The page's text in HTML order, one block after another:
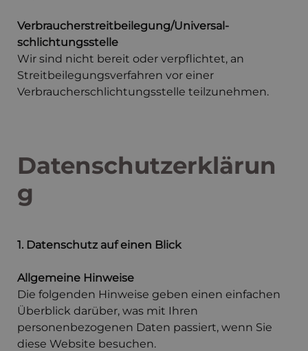
Verbraucher­streit­beilegung/Universal­
schlichtungs­stelle
Wir sind nicht bereit oder verpflichtet, an
Streitbeilegungsverfahren vor einer
Verbraucherschlichtungsstelle teilzunehmen.
Datenschutzerklärun
g
1. Datenschutz auf einen Blick
Allgemeine Hinweise
Die folgenden Hinweise geben einen einfachen
Überblick darüber, was mit Ihren
personenbezogenen Daten passiert, wenn Sie
diese Website besuchen.